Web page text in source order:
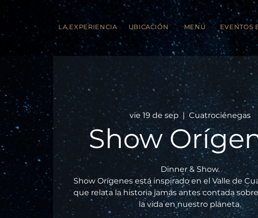
LA EXPERIENCIA UBICACIÓN MENÚ EVENTOS
vie 19 de sep
  |
Cuatrociénegas
Show
Dinner & Show.
Show Orígenes está inspirado en el Valle de
que relata la historia jamás antes contada
la vida en nuestro planeta.